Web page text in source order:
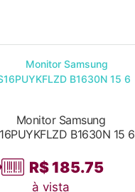
Monitor Samsung
B1630N 15 6
R$ 185.75
à vista